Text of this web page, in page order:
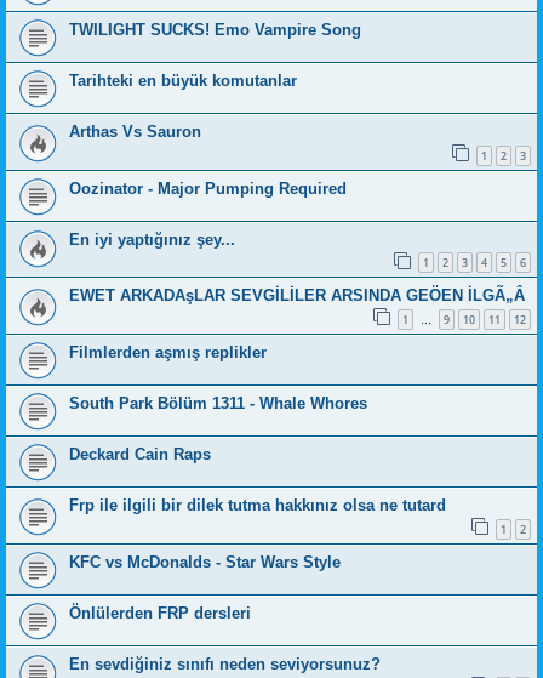
TWILIGHT SUCKS! Emo Vampire Song
Tarihteki en büyük komutanlar
Arthas Vs Sauron
1 2 3
Oozinator - Major Pumping Required
En iyi yaptığınız şey...
1 2 3 4 5 6
EWET ARKADAşLAR SEVGİLİLER ARSINDA GEÖEN İLGÃ„Â
1 … 9 10 11 12
Filmlerden aşmış replikler
South Park Bölüm 1311 - Whale Whores
Deckard Cain Raps
Frp ile ilgili bir dilek tutma hakkınız olsa ne tutard
1 2
KFC vs McDonalds - Star Wars Style
Önlülerden FRP dersleri
En sevdiğiniz sınıfı neden seviyorsunuz?